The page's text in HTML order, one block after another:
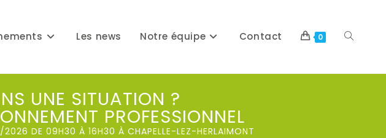
Les news Notre équipe Contact 0
UNE SITUATION ?
PROFESSIONNEL
DE 09H30 À 16H30 À CHAPELLE-LEZ-HERLAIMONT